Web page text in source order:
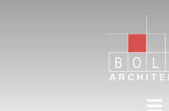
Menü